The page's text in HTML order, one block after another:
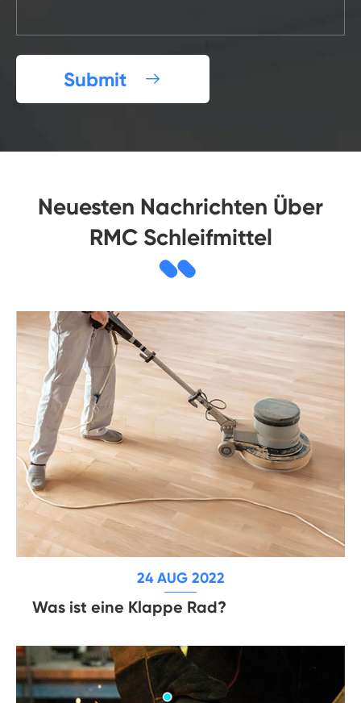
Submit 
Neuesten Nachrichten Über
RMC Schleifmittel
24 AUG 2022
Was ist eine Klappe Rad?